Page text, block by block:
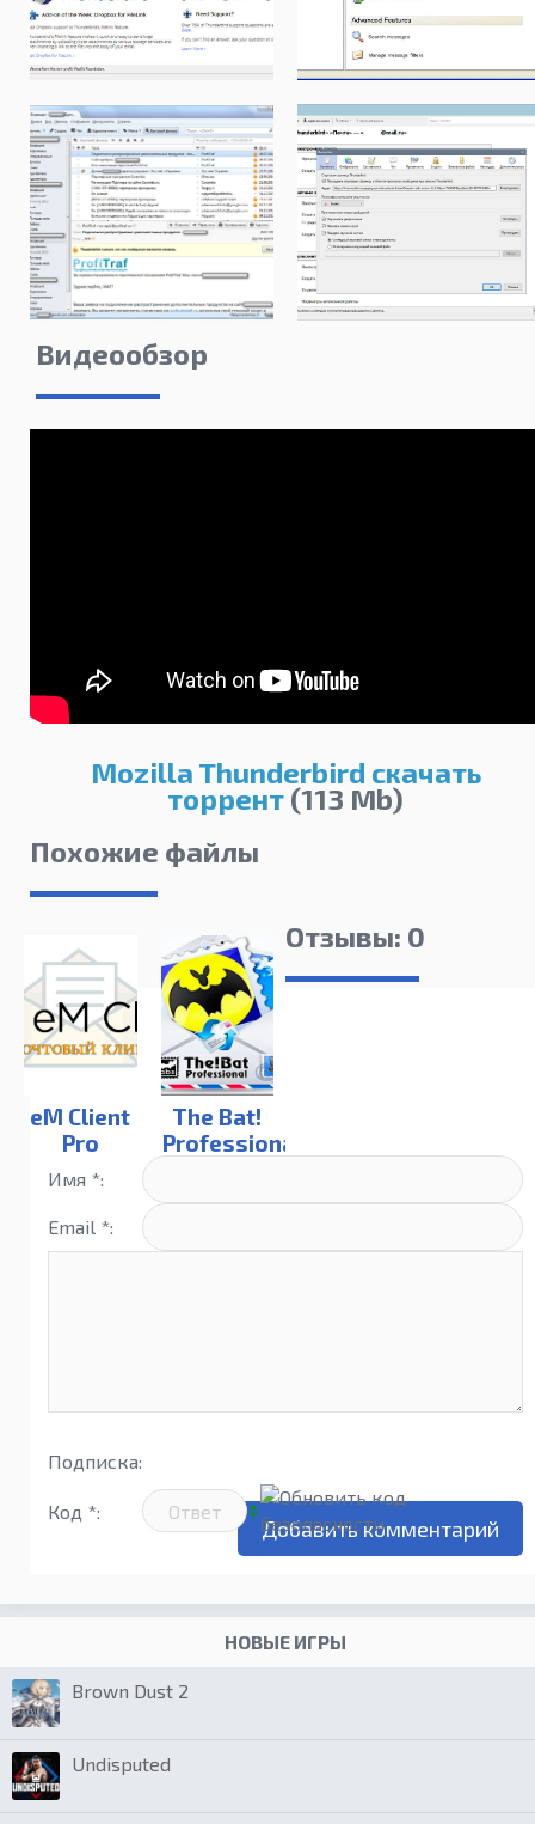
Видеообзор
Mozilla Thunderbird скачать
торрент (113 Mb)
Похожие файлы
eM Client
Pro
The Bat!
Professional
Отзывы: 0
Имя *:
Email *:
Подписка:
Код *:
НОВЫЕ ИГРЫ
Brown Dust 2
Undisputed